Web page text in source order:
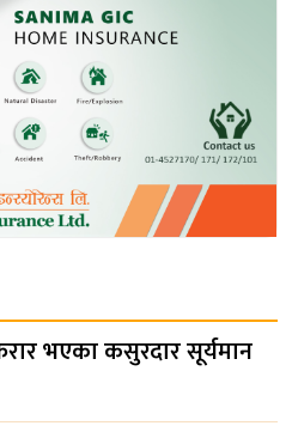
भएका कसुरदार सूर्यमान